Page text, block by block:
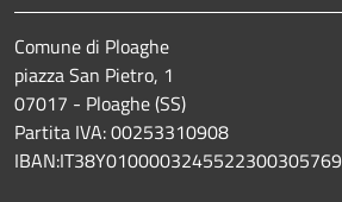
Comune di Ploaghe
piazza San Pietro, 1
07017 - Ploaghe (SS)
Partita IVA: 00253310908
IBAN:IT38Y0100003245522300305769